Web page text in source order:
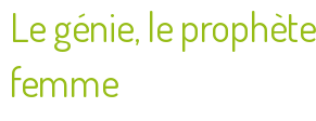
Le génie, le
femme